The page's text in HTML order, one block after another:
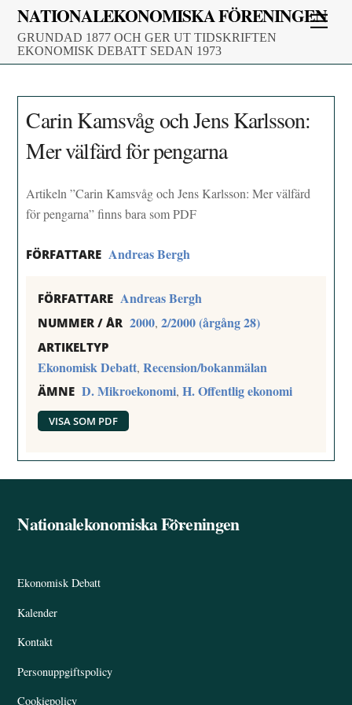
Skip
content
NATIONALEKONOMISKA FÖRENINGEN
GRUNDAD 1877 OCH GER UT TIDSKRIFTEN
EKONOMISK DEBATT SEDAN 1973
Carin Kamsvåg och Jens Karlsson:
Mer välfärd för pengarna
Artikeln ”Carin Kamsvåg och Jens Karlsson: Mer välfärd
för pengarna” finns bara som PDF
FÖRFATTARE Andreas Bergh
FÖRFATTARE Andreas Bergh
NUMMER / ÅR 2000,2/2000 (årgång 28)
ARTIKELTYP
Ekonomisk Debatt,Recension/bokanmälan
ÄMNE D. Mikroekonomi,H. Offentlig ekonomi
VISA SOM PDF
Back
Nationalekonomiska Föreningen
Ekonomisk Debatt
Kalender
Kontakt
Personuppgiftspolicy
Cookiepolicy